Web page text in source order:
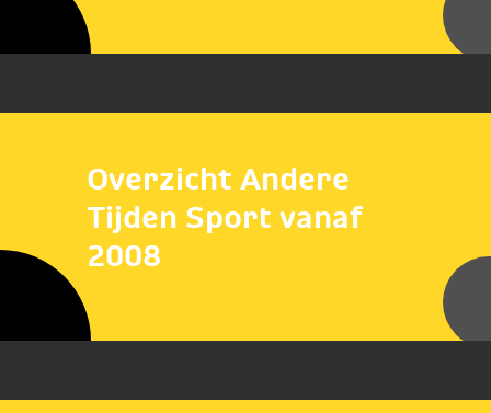
Overzicht Andere
Tijden Sport vanaf
2008